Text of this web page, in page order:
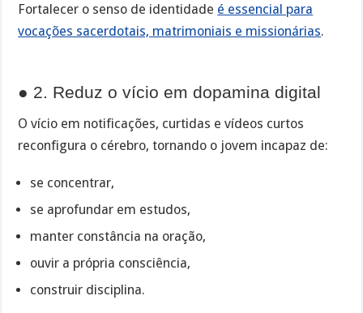
Fortalecer o senso de identidade é essencial para
vocações sacerdotais, matrimoniais e missionárias.
● 2. Reduz o vício em dopamina digital
O vício em notificações, curtidas e vídeos curtos
reconfigura o cérebro, tornando o jovem incapaz de:
se concentrar,
se aprofundar em estudos,
manter constância na oração,
ouvir a própria consciência,
construir disciplina.